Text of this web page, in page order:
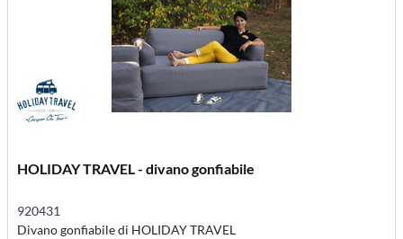
HOLIDAY TRAVEL - divano gonfiabile
920431
Divano gonfiabile di HOLIDAY TRAVEL